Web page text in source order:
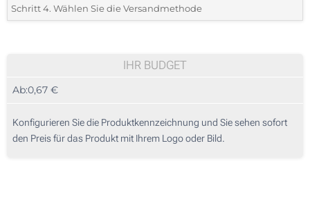
1 Farbig (Auf einer Seite)
*Bitte wählen Sie Ihre gewünschte Menge
50
125
250
Schritt 4. Wählen Sie die Versandmethode
IHR BUDGET
Ab:0,67 €
Konfigurieren Sie die Produktkennzeichnung und Sie sehen sofort
den Preis für das Produkt mit Ihrem Logo oder Bild.